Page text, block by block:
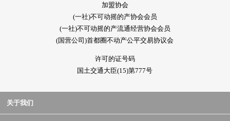
加盟协会
(一社)不可动摇的产协会会员
(一社)不可动摇的产流通经营协会会员
(国营公司)首都圈不动产公平交易协议会
许可的证号码
国土交通大臣(15)第777号
关于我们